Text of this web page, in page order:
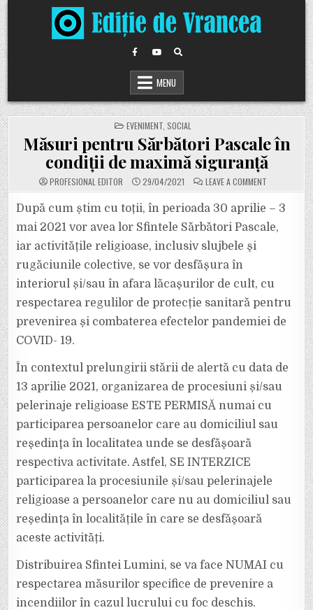
Skip
to
content
MENU
POSTED
IN
EVENIMENT SOCIAL
Măsuri pentru Sărbători Pascale în
condiții de maximă siguranță
PROFESIONAL EDITOR 29/04/2021 LEAVE A COMMENT
MĂSURI
SĂRBĂTORI
PASCALE
ÎN
CONDIȚII
După cum știm cu toții, în perioada 30 aprilie – 3
mai 2021 vor avea lor Sfintele Sărbători Pascale,
iar activitățile religioase, inclusiv slujbele şi
rugăciunile colective, se vor desfăşura în
interiorul și/sau în afara lăcaşurilor de cult, cu
respectarea regulilor de protecție sanitară pentru
prevenirea și combaterea efectelor pandemiei de
COVID- 19.
În contextul prelungirii stării de alertă cu data de
13 aprilie 2021, organizarea de procesiuni și/sau
pelerinaje religioase ESTE PERMISĂ numai cu
participarea persoanelor care au domiciliul sau
reşedinţa în localitatea unde se desfăşoară
respectiva activitate. Astfel, SE INTERZICE
participarea la procesiunile și/sau pelerinajele
religioase a persoanelor care nu au domiciliul sau
reşedinţa în localitățile în care se desfăşoară
aceste activități.
Distribuirea Sfintei Lumini, se va face NUMAI cu
respectarea măsurilor specifice de prevenire a
incendiilor în cazul lucrului cu foc deschis.